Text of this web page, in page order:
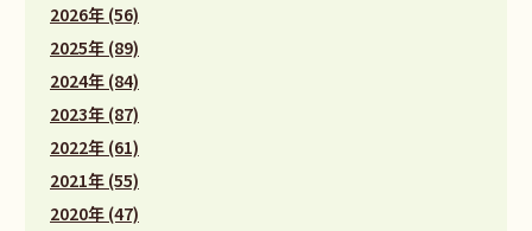
2026年 (56)
2025年 (89)
2024年 (84)
2023年 (87)
2022年 (61)
2021年 (55)
2020年 (47)